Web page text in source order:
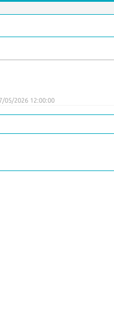
05/2026 12:00:00